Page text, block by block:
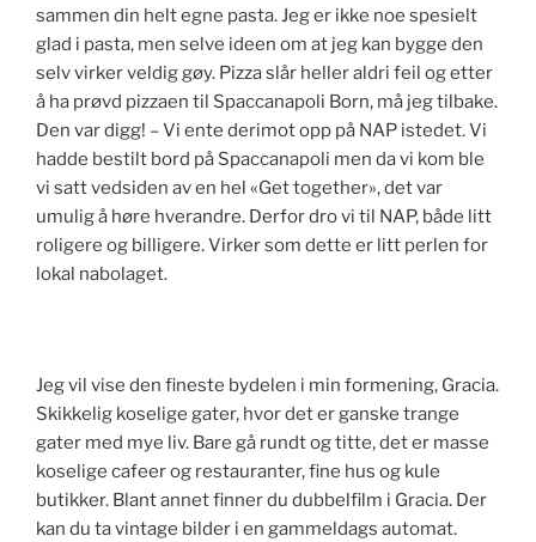
sammen din helt egne pasta. Jeg er ikke noe spesielt
glad i pasta, men selve ideen om at jeg kan bygge den
selv virker veldig gøy. Pizza slår heller aldri feil og etter
å ha prøvd pizzaen til Spaccanapoli Born, må jeg tilbake.
Den var digg! – Vi ente derimot opp på NAP istedet. Vi
hadde bestilt bord på Spaccanapoli men da vi kom ble
vi satt vedsiden av en hel «Get together», det var
umulig å høre hverandre. Derfor dro vi til NAP, både litt
roligere og billigere. Virker som dette er litt perlen for
lokal nabolaget.
Jeg vil vise den fineste bydelen i min formening, Gracia.
Skikkelig koselige gater, hvor det er ganske trange
gater med mye liv. Bare gå rundt og titte, det er masse
koselige cafeer og restauranter, fine hus og kule
butikker. Blant annet finner du dubbelfilm i Gracia. Der
kan du ta vintage bilder i en gammeldags automat.